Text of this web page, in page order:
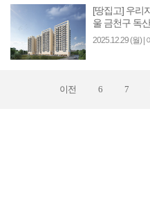
[땅집고] 우리
울 금천구 독
신탁은 한국
천구 독산..
2025.12.29 (월)|
이전 6 7